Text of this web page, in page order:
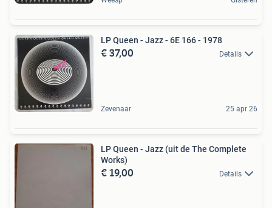
LP Queen - Jazz - 6E 166 - 1978
€ 37,00 Details
Zevenaar 25 apr 26
LP Queen - Jazz (uit de The Complete
Works)
€ 19,00 Details